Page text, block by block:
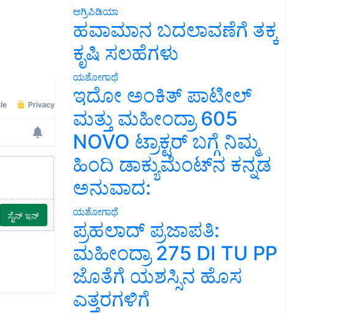
ಅಗ್ರಿಪಿಡಿಯಾ
ಹವಾಮಾನ ಬದಲಾವಣೆಗೆ ತಕ್ಕ
ಕೃಷಿ ಸಲಹೆಗಳು
ಯಶೋಗಾಥೆ
ಇದೋ ಅಂಕಿತ್ ಪಾಟೀಲ್
ಮತ್ತು ಮಹೀಂದ್ರಾ 605
NOVO ಟ್ರಾಕ್ಟರ್ ಬಗ್ಗೆ ನಿಮ್ಮ
ಹಿಂದಿ ಡಾಕ್ಯುಮೆಂಟ್‌ನ ಕನ್ನಡ
ಅನುವಾದ:
ಯಶೋಗಾಥೆ
ಪ್ರಹಲಾದ್ ಪ್ರಜಾಪತಿ:
ಮಹೀಂದ್ರಾ 275 DI TU PP
ಜೊತೆಗೆ ಯಶಸ್ಸಿನ ಹೊಸ
ಎತ್ತರಗಳಿಗೆ